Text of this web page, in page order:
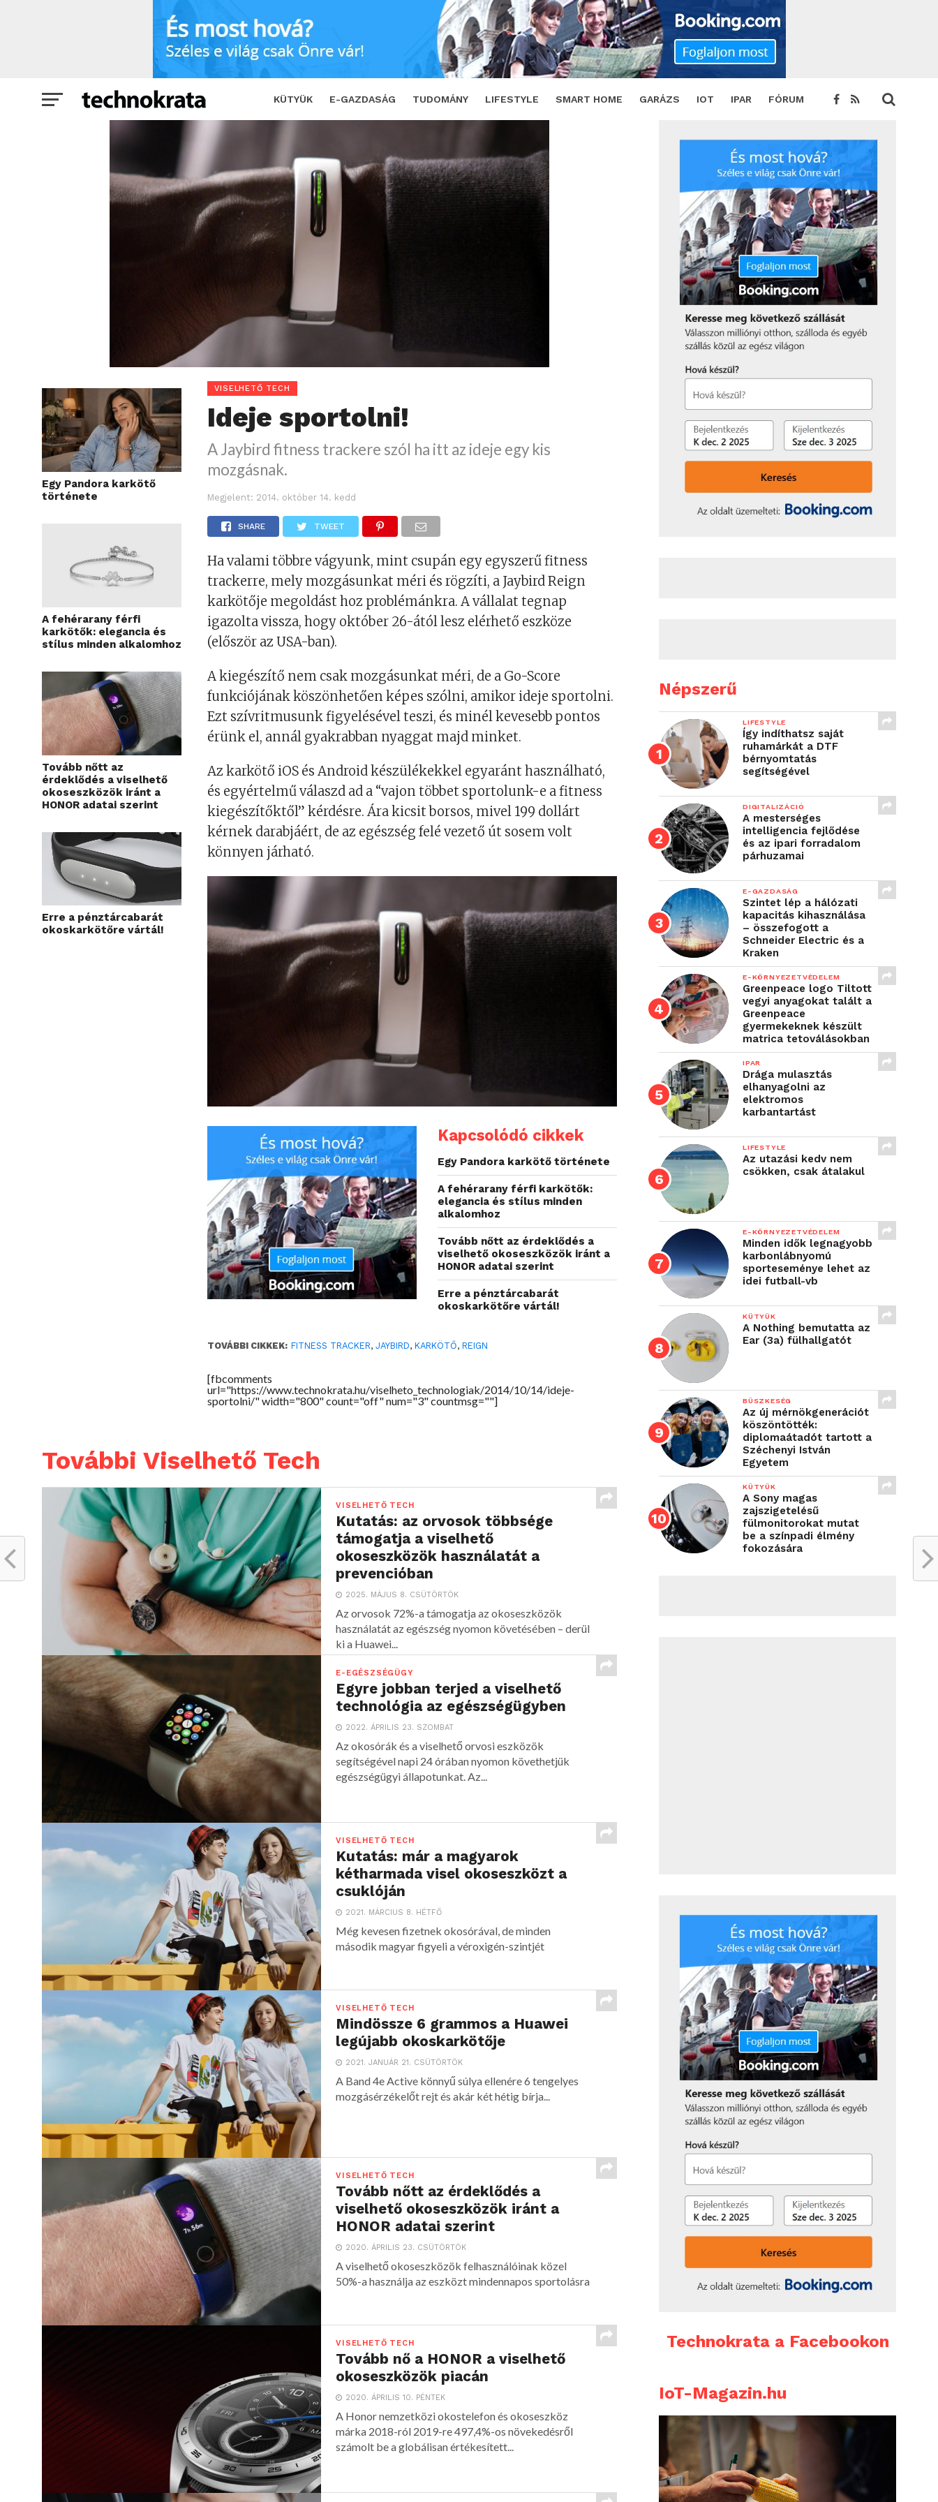
KÜTYÜK E-GAZDASÁG TUDOMÁNY LIFESTYLE SMART HOME GARÁZS IOT IPAR FÓRUM
SHARE TWEET
Egy Pandora karkötő
története
A fehérarany férfi
karkötők: elegancia és
stílus minden alkalomhoz
Tovább nőtt az
érdeklődés a viselhető
okoseszközök iránt a
HONOR adatai szerint
Erre a pénztárcabarát
okoskarkötőre vártál!
VISELHETŐ TECH
Ideje sportolni!
A Jaybird fitness trackere szól ha itt az ideje egy kis
mozgásnak.
Megjelent: 2014. október 14. kedd
SHARE TWEET
Ha valami többre vágyunk, mint csupán egy egyszerű fitness
trackerre, mely mozgásunkat méri és rögzíti, a Jaybird Reign
karkötője megoldást hoz problémánkra. A vállalat tegnap
igazolta vissza, hogy október 26-ától lesz elérhető eszköze
(először az USA-ban).
A kiegészítő nem csak mozgásunkat méri, de a Go-Score
funkciójának köszönhetően képes szólni, amikor ideje sportolni.
Ezt szívritmusunk figyelésével teszi, és minél kevesebb pontos
érünk el, annál gyakrabban nyaggat majd minket.
Az karkötő iOS és Android készülékekkel egyaránt használható,
és egyértelmű válaszd ad a “vajon többet sportolunk-e a fitness
kiegészítőktől” kérdésre. Ára kicsit borsos, mivel 199 dollárt
kérnek darabjáért, de az egészség felé vezető út sosem volt
könnyen járható.
Kapcsolódó cikkek
Egy Pandora karkötő története
A fehérarany férfi karkötők:
elegancia és stílus minden
alkalomhoz
Tovább nőtt az érdeklődés a
viselhető okoseszközök iránt a
HONOR adatai szerint
Erre a pénztárcabarát
okoskarkötőre vártál!
TOVÁBBI CIKKEK: FITNESS TRACKER,JAYBIRD,KARKÖTŐ,REIGN
[fbcomments
url="https://www.technokrata.hu/viselheto_technologiak/2014/10/14/ideje-
sportolni/" width="800" count="off" num="3" countmsg=""]
További Viselhető Tech
VISELHETŐ TECH
Kutatás: az orvosok többsége
támogatja a viselhető
okoseszközök használatát a
prevencióban
2025. MÁJUS 8. CSÜTÖRTÖK
Az orvosok 72%-a támogatja az okoseszközök
használatát az egészség nyomon követésében – derül
ki a Huawei...
E-EGÉSZSÉGÜGY
Egyre jobban terjed a viselhető
technológia az egészségügyben
2022. ÁPRILIS 23. SZOMBAT
Az okosórák és a viselhető orvosi eszközök
segítségével napi 24 órában nyomon követhetjük
egészségügyi állapotunkat. Az...
VISELHETŐ TECH
Kutatás: már a magyarok
kétharmada visel okoseszközt a
csuklóján
2021. MÁRCIUS 8. HÉTFŐ
Még kevesen fizetnek okosórával, de minden
második magyar figyeli a véroxigén-szintjét
VISELHETŐ TECH
Mindössze 6 grammos a Huawei
legújabb okoskarkötője
2021. JANUÁR 21. CSÜTÖRTÖK
A Band 4e Active könnyű súlya ellenére 6 tengelyes
mozgásérzékelőt rejt és akár két hétig bírja...
VISELHETŐ TECH
Tovább nőtt az érdeklődés a
viselhető okoseszközök iránt a
HONOR adatai szerint
2020. ÁPRILIS 23. CSÜTÖRTÖK
A viselhető okoseszközök felhasználóinak közel
50%-a használja az eszközt mindennapos sportolásra
VISELHETŐ TECH
Tovább nő a HONOR a viselhető
okoseszközök piacán
2020. ÁPRILIS 10. PÉNTEK
A Honor nemzetközi okostelefon és okoseszköz
márka 2018-ról 2019-re 497,4%-os növekedésről
számolt be a globálisan értékesített...
Népszerű
LIFESTYLE
Így indíthatsz saját
ruhamárkát a DTF
bérnyomtatás
segítségével
DIGITALIZÁCIÓ
A mesterséges
intelligencia fejlődése
és az ipari forradalom
párhuzamai
E-GAZDASÁG
Szintet lép a hálózati
kapacitás kihasználása
– összefogott a
Schneider Electric és a
Kraken
E-KÖRNYEZETVÉDELEM
Greenpeace logo Tiltott
vegyi anyagokat talált a
Greenpeace
gyermekeknek készült
matrica tetoválásokban
IPAR
Drága mulasztás
elhanyagolni az
elektromos
karbantartást
LIFESTYLE
Az utazási kedv nem
csökken, csak átalakul
E-KÖRNYEZETVÉDELEM
Minden idők legnagyobb
karbonlábnyomú
sporteseménye lehet az
idei futball-vb
KÜTYÜK
A Nothing bemutatta az
Ear (3a) fülhallgatót
BÜSZKESÉG
Az új mérnökgenerációt
köszöntötték:
diplomaátadót tartott a
Széchenyi István
Egyetem
KÜTYÜK
A Sony magas
zajszigetelésű
fülmonitorokat mutat
be a színpadi élmény
fokozására
Technokrata a Facebookon
IoT-Magazin.hu